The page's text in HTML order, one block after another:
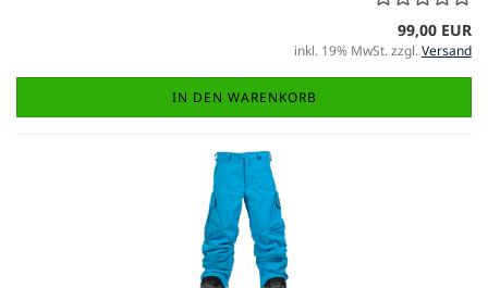
99,00 EUR
inkl. 19% MwSt. zzgl.Versand
IN DEN WARENKORB